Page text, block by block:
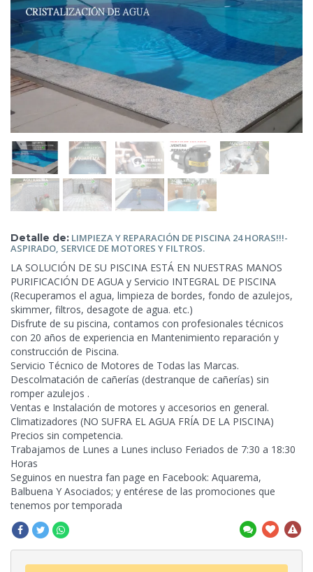
Detalle de: LIMPIEZA Y REPARACIÓN DE PISCINA 24 HORAS!!!-
ASPIRADO, SERVICE DE MOTORES Y FILTROS.
LA SOLUCIÓN DE SU PISCINA ESTÁ EN NUESTRAS MANOS
PURIFICACIÓN DE AGUA y Servicio INTEGRAL DE PISCINA
(Recuperamos el agua, limpieza de bordes, fondo de azulejos,
skimmer, filtros, desagote de agua. etc.)
Disfrute de su piscina, contamos con profesionales técnicos
con 20 años de experiencia en Mantenimiento reparación y
construcción de Piscina.
Servicio Técnico de Motores de Todas las Marcas.
Descolmatación de cañerías (destranque de cañerías) sin
romper azulejos .
Ventas e Instalación de motores y accesorios en general.
Climatizadores (NO SUFRA EL AGUA FRÍA DE LA PISCINA)
Precios sin competencia.
Trabajamos de Lunes a Lunes incluso Feriados de 7:30 a 18:30
Horas
Seguinos en nuestra fan page en Facebook: Aquarema,
Balbuena Y Asociados; y entérese de las promociones que
tenemos por temporada